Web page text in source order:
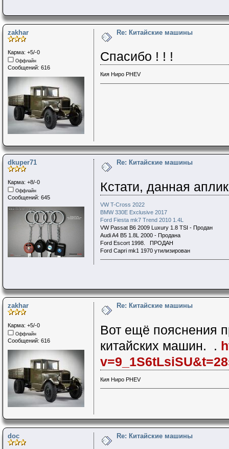
zakhar
Карма: +5/-0
Оффлайн
Сообщений: 616
Re: Китайские машины
Спасибо ! ! !
Кия Ниро PHEV
dkuper71
Карма: +8/-0
Оффлайн
Сообщений: 645
Re: Китайские машины
Кстати, данная
VW T-Cross 2022
BMW 330E Exclusive 2017
Ford Fiesta mk7 Trend 2010 1.4L
VW Passat B6 2009 Luxury 1.8 TSI - Продан
Audi A4 B5 1.8L 2000 - Продана
Ford Escort 1998. ПРОДАН
Ford Capri mk1 1970 утилизирован
zakhar
Карма: +5/-0
Оффлайн
Сообщений: 616
Re: Китайские машины
Вот ещё пояснения
китайских машин. .
Кия Ниро PHEV
doc Re: Китайские машины